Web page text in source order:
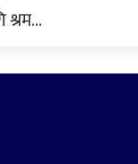
श्रम…